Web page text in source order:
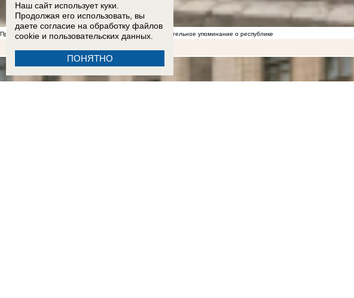
Представители Абхазии блокируют в Дзене любое отрицательное упоминание о республике
Наш сайт использует куки.
Продолжая его использовать, вы
даете согласие на обработку файлов
cookie и пользовательских данных.
ПОНЯТНО